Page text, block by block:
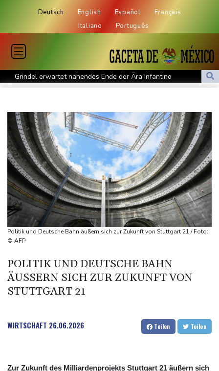
Deutsch English Español
Français
Italiano
Português
Grindel erwartet nahendes Ende der Ära Infantino
Regierung will bei Klimaschutz vorerst nicht nachsteuern - Kritik
Hitze und Niedrigwasser: Städte- und Gemeindebund fordert
"nationalen Kraftakt"
Infantinos Investorenplan: FIFA-Experte fordert Aufarbeitung
Biathlon-Olympiasieger Jacquelin wird Teilzeit-Radprofi
Kircher: VAR nicht "zu kleinteilig" einsetzen
Kreise: Türkei will mit Pakistan und Saudi-Arabien
Verteidigungspakt schließen
Sprengstoff-Drohne am Leipziger Flughafen:
Bundesanwaltschaft übernimmt Ermittlungen
Ungenügender Schutz von Kindern: Meta muss in USA 567
Regierung und Opposition in Venezuela beginnen offiziellen
Dialog - ohne Machado
Politik und Deutsche Bahn äußern sich zur Zukunft von Stuttgart 21 / Foto:
© AFP
POLITIK UND DEUTSCHE BAHN
ÄUSSERN SICH ZUR ZUKUNFT VON S
TUTTGART 21
WIRTSCHAFT 26.06.2026 Teilen Teilen
Zur Zukunft des Milliardenprojekts Stuttgart 21 äußern sich